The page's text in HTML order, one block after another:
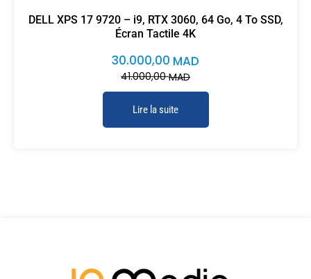
DELL XPS 17 9720 – i9, RTX 3060, 64 Go, 4 To SSD,
Écran Tactile 4K
41.000,00MAD
30.000,00 MAD
Lire la suite